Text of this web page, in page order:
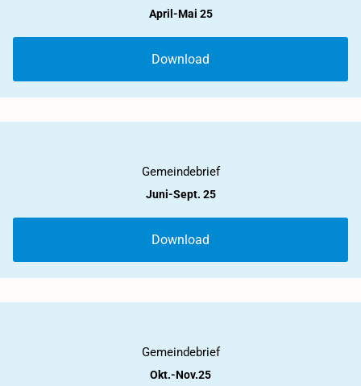
April-Mai 25
Download
Gemeindebrief
Juni-Sept. 25
Download
Gemeindebrief
Okt.-Nov.25